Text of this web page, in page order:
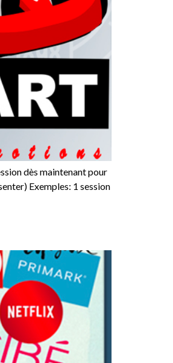
dès maintenant pour
Exemples: 1 session